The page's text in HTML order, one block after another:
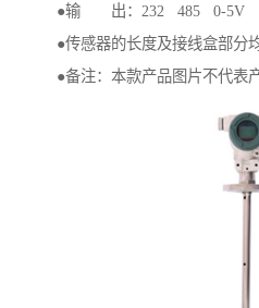
●输 出：232 485 0-5V
●传感器的长度及接线盒部分
●备注：本款产品图片不代表